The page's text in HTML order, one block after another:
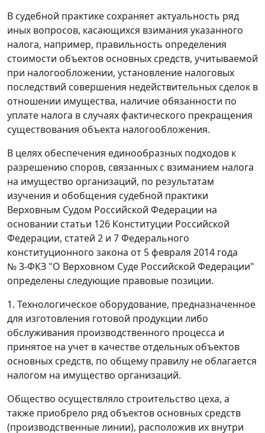
В судебной практике сохраняет актуальность ряд
иных вопросов, касающихся взимания указанного
налога, например, правильность определения
стоимости объектов основных средств, учитываемой
при налогообложении, установление налоговых
последствий совершения недействительных сделок в
отношении имущества, наличие обязанности по
уплате налога в случаях фактического прекращения
существования объекта налогообложения.
В целях обеспечения единообразных подходов к
разрешению споров, связанных с взиманием налога
на имущество организаций, по результатам
изучения и обобщения судебной практики
Верховным Судом Российской Федерации на
основании статьи 126 Конституции Российской
Федерации, статей 2 и 7 Федерального
конституционного закона от 5 февраля 2014 года
№ 3-ФКЗ "О Верховном Суде Российской Федерации"
определены следующие правовые позиции.
1. Технологическое оборудование, предназначенное
для изготовления готовой продукции либо
обслуживания производственного процесса и
принятое на учет в качестве отдельных объектов
основных средств, по общему правилу не облагается
налогом на имущество организаций.
Общество осуществляло строительство цеха, а
также приобрело ряд объектов основных средств
(производственные линии), расположив их внутри